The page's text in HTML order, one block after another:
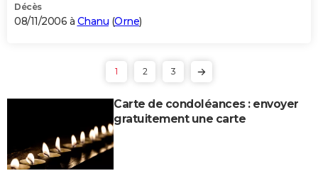
Décès
08/11/2006 à Chanu (Orne)
1 2 3
Carte de condoléances : envoyer
gratuitement une carte